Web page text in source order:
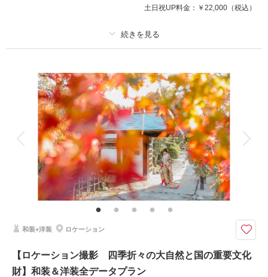
撮影場所： オレンジスタジオNAGOYA
相談予約する
来店・オンライン
撮影日の空き
を確認する
土日祝UP料金： ￥22,000 （税込）
撮影料 新婦衣装1着 新郎衣装1着
着付け ヘアメイク 小物一式
アルバム データ 150 カット 台紙付写真
衣装追加 会食 挙式
家族と撮影 家族用衣装レンタル ペットと撮影
その他含むもの
ブーケ・アクセサリー・撮影小物一式・美肌レタッチ
人気ロケ地で撮る！洋装１着ロケプラン≫衣装・ヘアセット・メイク・美肌
観覧車と港の景色が広がる開放的なロケーション。遊び心あふれる空間がふ
※お支度場所（創寫舘鶴舞スタジオorオレンジスタジオ）から撮影場所まで
和装+洋装 ロケーション
【ロケーション撮影 四季折々の大自然と国の重要文化
財】和装＆洋装全データプラン